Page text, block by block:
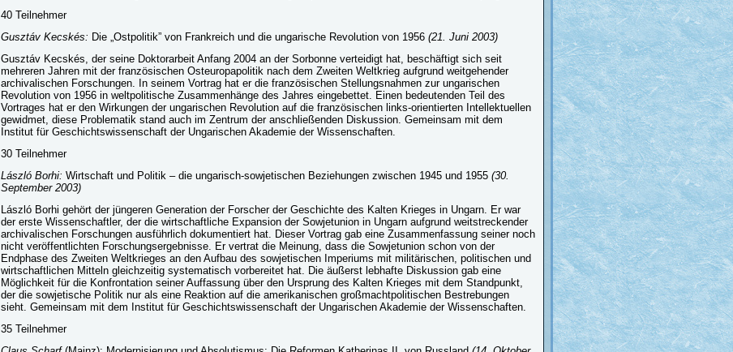
40 Teilnehmer
Gusztáv Kecskés: Die „Ostpolitik” von Frankreich und die ungarische Revolution von 1956 (21. Juni 2003)
Gusztáv Kecskés, der seine Doktorarbeit Anfang 2004 an der Sorbonne verteidigt hat, beschäftigt sich seit
mehreren Jahren mit der französischen Osteuropapolitik nach dem Zweiten Weltkrieg aufgrund weitgehender
archivalischen Forschungen. In seinem Vortrag hat er die französischen Stellungsnahmen zur ungarischen
Revolution von 1956 in weltpolitische Zusammenhänge des Jahres eingebettet. Einen bedeutenden Teil des
Vortrages hat er den Wirkungen der ungarischen Revolution auf die französischen links-orientierten Intellektuellen
gewidmet, diese Problematik stand auch im Zentrum der anschließenden Diskussion. Gemeinsam mit dem
Institut für Geschichtswissenschaft der Ungarischen Akademie der Wissenschaften.
30 Teilnehmer
László Borhi: Wirtschaft und Politik – die ungarisch-sowjetischen Beziehungen zwischen 1945 und 1955 (30.
September 2003)
László Borhi gehört der jüngeren Generation der Forscher der Geschichte des Kalten Krieges in Ungarn. Er war
der erste Wissenschaftler, der die wirtschaftliche Expansion der Sowjetunion in Ungarn aufgrund weitstreckender
archivalischen Forschungen ausführlich dokumentiert hat. Dieser Vortrag gab eine Zusammenfassung seiner noch
nicht veröffentlichten Forschungsergebnisse. Er vertrat die Meinung, dass die Sowjetunion schon von der
Endphase des Zweiten Weltkrieges an den Aufbau des sowjetischen Imperiums mit militärischen, politischen und
wirtschaftlichen Mitteln gleichzeitig systematisch vorbereitet hat. Die äußerst lebhafte Diskussion gab eine
Möglichkeit für die Konfrontation seiner Auffassung über den Ursprung des Kalten Krieges mit dem Standpunkt,
der die sowjetische Politik nur als eine Reaktion auf die amerikanischen großmachtpolitischen Bestrebungen
sieht. Gemeinsam mit dem Institut für Geschichtswissenschaft der Ungarischen Akademie der Wissenschaften.
35 Teilnehmer